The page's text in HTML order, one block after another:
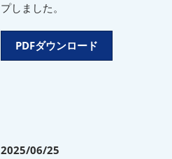
プしました。
PDFダウンロード
2025/06/25